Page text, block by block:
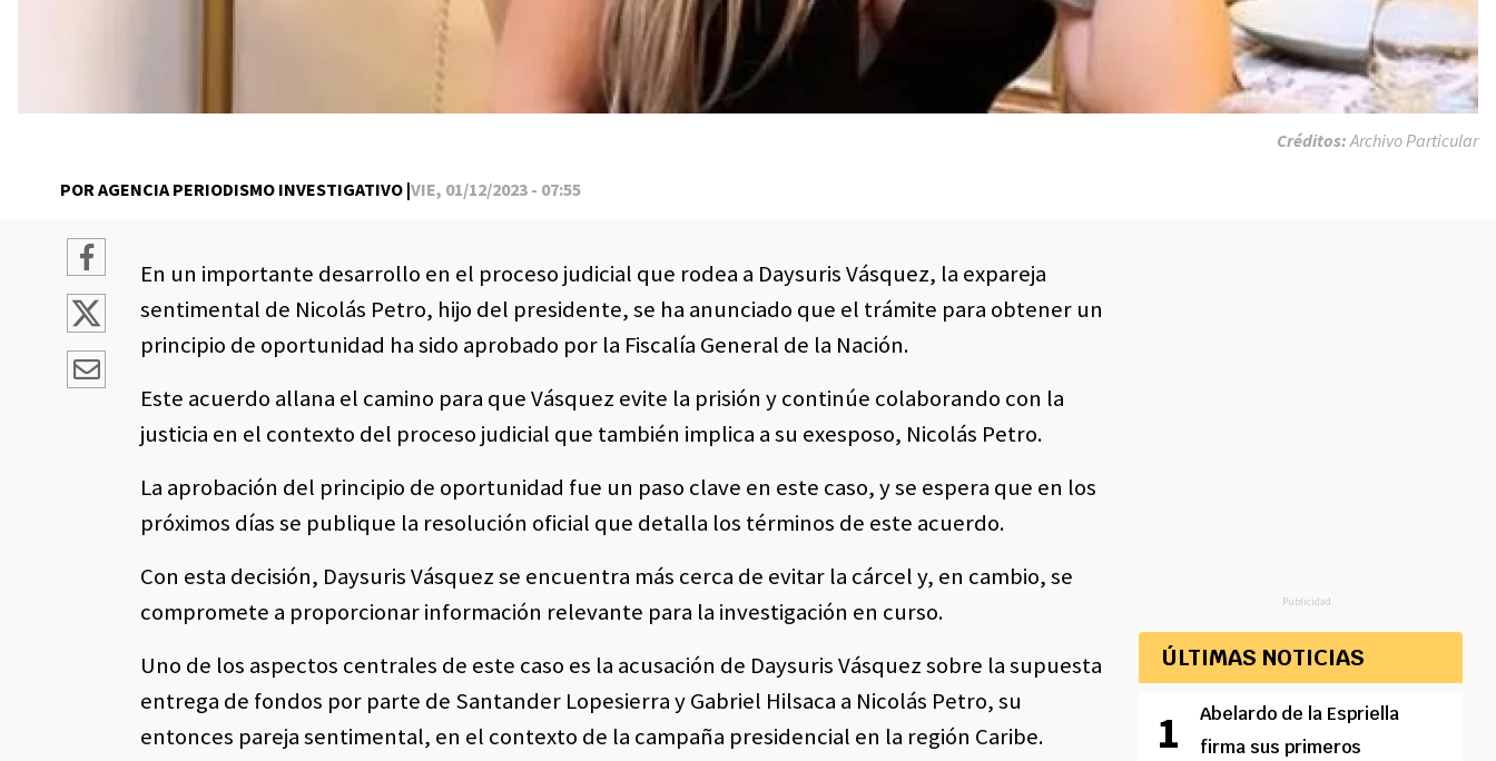
POR AGENCIA PERIODISMO INVESTIGATIVO |VIE, 01/12/2023 - 07:55
Créditos: Archivo Particular
En un importante desarrollo en el proceso judicial que rodea a Daysuris Vásquez, la expareja
sentimental de Nicolás Petro, hijo del presidente, se ha anunciado que el trámite para obtener un
principio de oportunidad ha sido aprobado por la Fiscalía General de la Nación.
Este acuerdo allana el camino para que Vásquez evite la prisión y continúe colaborando con la
justicia en el contexto del proceso judicial que también implica a su exesposo, Nicolás Petro.
La aprobación del principio de oportunidad fue un paso clave en este caso, y se espera que en los
próximos días se publique la resolución oficial que detalla los términos de este acuerdo.
Con esta decisión, Daysuris Vásquez se encuentra más cerca de evitar la cárcel y, en cambio, se
compromete a proporcionar información relevante para la investigación en curso.
Uno de los aspectos centrales de este caso es la acusación de Daysuris Vásquez sobre la supuesta
entrega de fondos por parte de Santander Lopesierra y Gabriel Hilsaca a Nicolás Petro, su
entonces pareja sentimental, en el contexto de la campaña presidencial en la región Caribe.
Publicidad
ÚLTIMAS NOTICIAS
Abelardo de la Espriella
firma sus primeros